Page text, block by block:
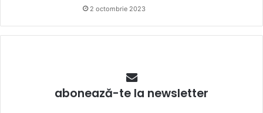
2 octombrie 2023
abonează-te la newsletter